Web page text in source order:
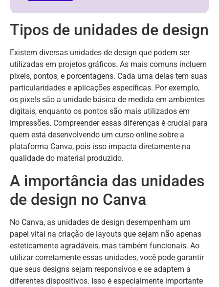
Tipos de unidades de design
Existem diversas unidades de design que podem ser
utilizadas em projetos gráficos. As mais comuns incluem
pixels, pontos, e porcentagens. Cada uma delas tem suas
particularidades e aplicações específicas. Por exemplo,
os pixels são a unidade básica de medida em ambientes
digitais, enquanto os pontos são mais utilizados em
impressões. Compreender essas diferenças é crucial para
quem está desenvolvendo um curso online sobre a
plataforma Canva, pois isso impacta diretamente na
qualidade do material produzido.
A importância das unidades
de design no Canva
No Canva, as unidades de design desempenham um
papel vital na criação de layouts que sejam não apenas
esteticamente agradáveis, mas também funcionais. Ao
utilizar corretamente essas unidades, você pode garantir
que seus designs sejam responsivos e se adaptem a
diferentes dispositivos. Isso é especialmente importante